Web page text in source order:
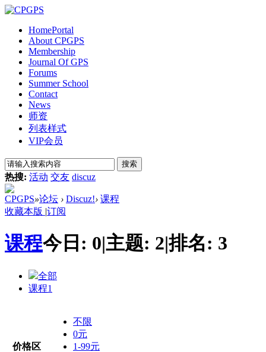
HomePortal
About CPGPS
Membership
Journal Of GPS
Forums
Summer School
Contact
News
师资
列表样式
VIP会员
搜索
热搜: 活动 交友 discuz
CPGPS»论坛 › Discuz!› 课程
收藏本版 |订阅
课程今日: 0|主题: 2|排名: 3
全部
课程1
价格区
不限
0元
1-99元